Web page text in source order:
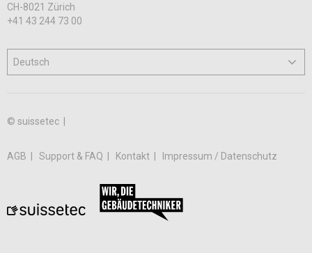
CH-8021 Zürich
+41 43 244 73 00
© suissetec |
AGB Support & FAQ Kontakt Impressum / Datenschutz